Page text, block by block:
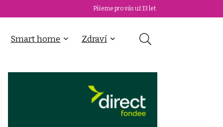
Píšeme pro vás už 13 let.
Smart home Zdraví